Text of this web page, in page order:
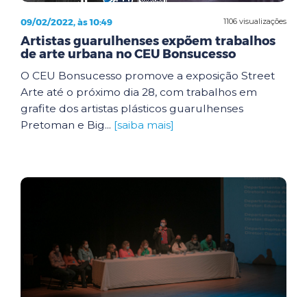
1106 visualizações
09/02/2022, às 10:49
Artistas guarulhenses expõem trabalhos
de arte urbana no CEU Bonsucesso
O CEU Bonsucesso promove a exposição Street
Arte até o próximo dia 28, com trabalhos em
grafite dos artistas plásticos guarulhenses
Pretoman e Big... [saiba mais]